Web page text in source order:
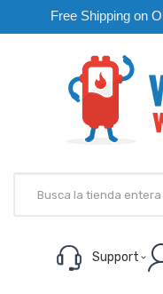
Free Shipping on
Support